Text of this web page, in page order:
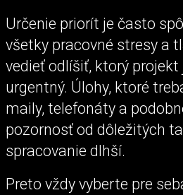
Určenie priorít je často
všetky pracovné stresy a
vedieť odlíšiť, ktorý
urgentný. Úlohy, ktoré
maily, telefonáty a
pozornosť od dôležitých
spracovanie dlhší.
Preto vždy vyberte pre